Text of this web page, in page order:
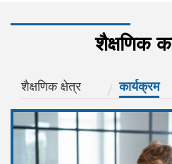
शैक्षणिक
शैक्षणिक क्षेत्र कार्यक्रम